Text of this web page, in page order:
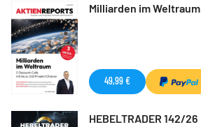
Milliarden im Weltraum
49,99 €
HEBELTRADER 142/26